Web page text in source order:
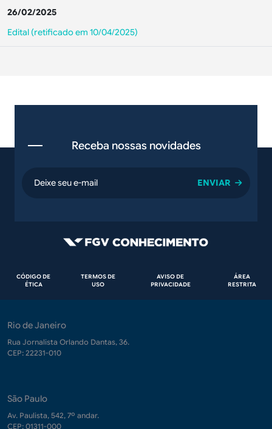
26/02/2025
Edital (retificado em 10/04/2025)
Receba nossas novidades
email
Rodapé
CÓDIGO DE
ÉTICA
TERMOS DE
USO
AVISO DE
PRIVACIDADE
ÁREA
RESTRITA
Rio de Janeiro
Rua Jornalista Orlando Dantas, 36.
CEP: 22231-010
São Paulo
Av. Paulista, 542, 7º andar.
CEP: 01311-000